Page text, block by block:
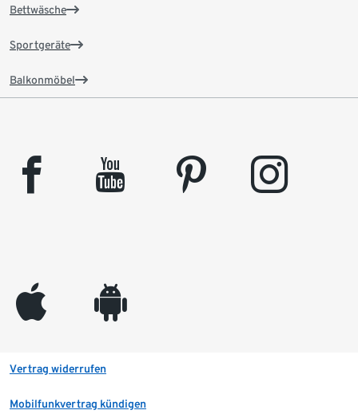
Bettwäsche
Sportgeräte
Balkonmöbel
facebook youtube pinterest instagram
appleinc android
Vertrag widerrufen
Mobilfunkvertrag kündigen